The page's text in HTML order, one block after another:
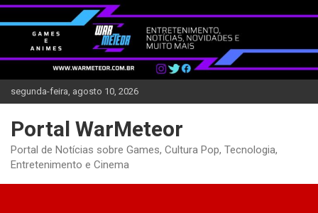
Skip
to
content
segunda-feira, agosto 10, 2026
Portal WarMeteor
Portal de Notícias sobre Games, Cultura Pop, Tecnologia,
Entretenimento e Cinema